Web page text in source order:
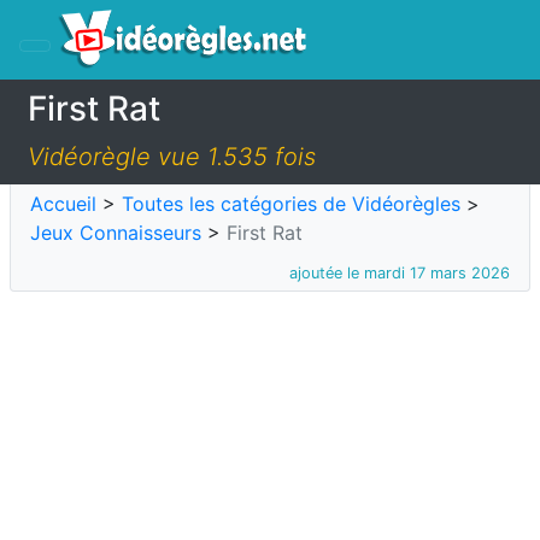
First Rat
Vidéorègle vue 1.535 fois
Accueil > Toutes les catégories de Vidéorègles >
Jeux Connaisseurs > First Rat
ajoutée le mardi 17 mars 2026